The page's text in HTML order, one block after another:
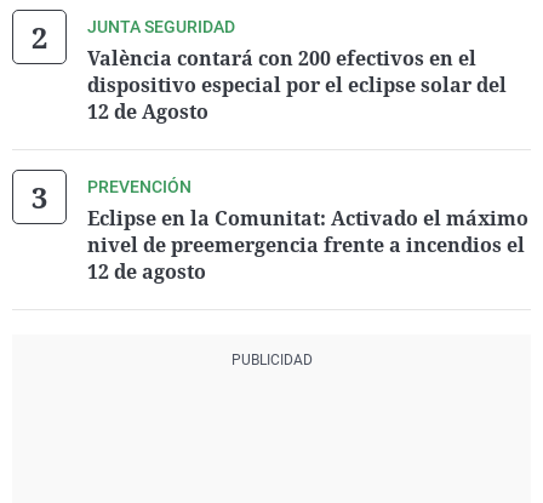
JUNTA SEGURIDAD
València contará con 200 efectivos en el
dispositivo especial por el eclipse solar del
12 de Agosto
PREVENCIÓN
Eclipse en la Comunitat: Activado el máximo
nivel de preemergencia frente a incendios el
12 de agosto